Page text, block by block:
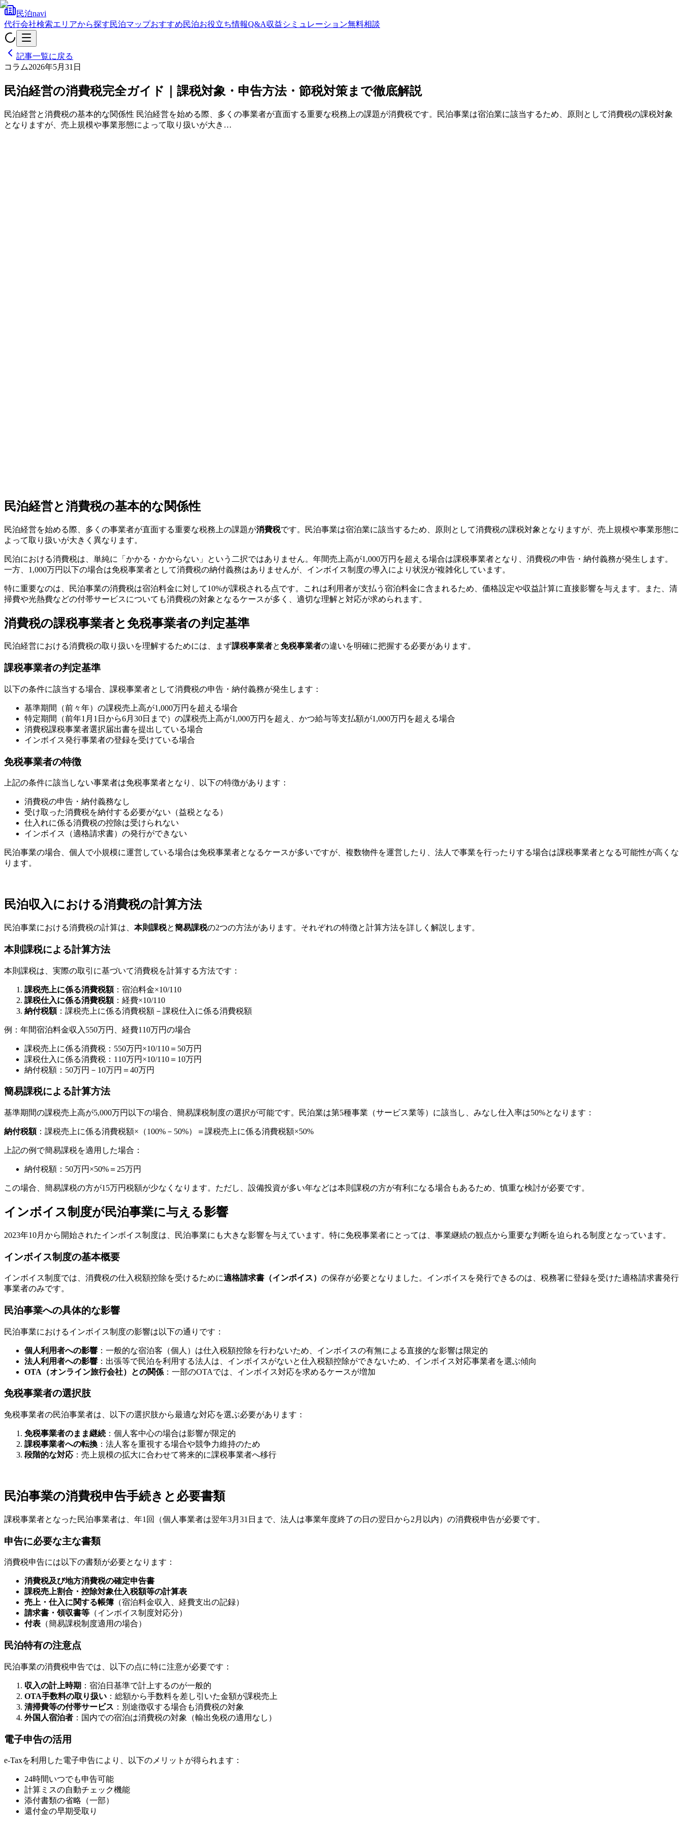
民泊navi
代行会社検索エリアから探す民泊マップおすすめ民泊お役立ち情報Q&A収益シミュレーション無料相談
記事一覧に戻る
コラム2026年5月31日
民泊経営の消費税完全ガイド｜課税対象・申告方法・節税対策まで徹底解説
民泊経営と消費税の基本的な関係性 民泊経営を始める際、多くの事業者が直面する重要な税務上の課題が消費税です。民泊事業は宿泊業に該当するため、原則として消費税の課税対象
となりますが、売上規模や事業形態によって取り扱いが大き…
民泊経営と消費税の基本的な関係性
民泊経営を始める際、多くの事業者が直面する重要な税務上の課題が消費税です。民泊事業は宿泊業に該当するため、原則として消費税の課税対象となりますが、売上規模や事業形態に
よって取り扱いが大きく異なります。
民泊における消費税は、単純に「かかる・かからない」という二択ではありません。年間売上高が1,000万円を超える場合は課税事業者となり、消費税の申告・納付義務が発生します。
一方、1,000万円以下の場合は免税事業者として消費税の納付義務はありませんが、インボイス制度の導入により状況が複雑化しています。
特に重要なのは、民泊事業の消費税は宿泊料金に対して10%が課税される点です。これは利用者が支払う宿泊料金に含まれるため、価格設定や収益計算に直接影響を与えます。また、清
掃費や光熱費などの付帯サービスについても消費税の対象となるケースが多く、適切な理解と対応が求められます。
消費税の課税事業者と免税事業者の判定基準
民泊経営における消費税の取り扱いを理解するためには、まず課税事業者と免税事業者の違いを明確に把握する必要があります。
課税事業者の判定基準
以下の条件に該当する場合、課税事業者として消費税の申告・納付義務が発生します：
基準期間（前々年）の課税売上高が1,000万円を超える場合
特定期間（前年1月1日から6月30日まで）の課税売上高が1,000万円を超え、かつ給与等支払額が1,000万円を超える場合
消費税課税事業者選択届出書を提出している場合
インボイス発行事業者の登録を受けている場合
免税事業者の特徴
上記の条件に該当しない事業者は免税事業者となり、以下の特徴があります：
消費税の申告・納付義務なし
受け取った消費税を納付する必要がない（益税となる）
仕入れに係る消費税の控除は受けられない
インボイス（適格請求書）の発行ができない
民泊事業の場合、個人で小規模に運営している場合は免税事業者となるケースが多いですが、複数物件を運営したり、法人で事業を行ったりする場合は課税事業者となる可能性が高くな
ります。
民泊収入における消費税の計算方法
民泊事業における消費税の計算は、 本則課税と簡易課税の2つの方法があります。それぞれの特徴と計算方法を詳しく解説します。
本則課税による計算方法
本則課税は、実際の取引に基づいて消費税を計算する方法です：
課税売上に係る消費税額：宿泊料金×10/110
課税仕入に係る消費税額：経費×10/110
納付税額：課税売上に係る消費税額－課税仕入に係る消費税額
例：年間宿泊料金収入550万円、経費110万円の場合
課税売上に係る消費税：550万円×10/110＝50万円
課税仕入に係る消費税：110万円×10/110＝10万円
納付税額：50万円－10万円＝40万円
簡易課税による計算方法
基準期間の課税売上高が5,000万円以下の場合、簡易課税制度の選択が可能です。民泊業は第5種事業（サービス業等）に該当し、みなし仕入率は50%となります：
納付税額：課税売上に係る消費税額×（100%－50%）＝課税売上に係る消費税額×50%
上記の例で簡易課税を適用した場合：
納付税額：50万円×50%＝25万円
この場合、簡易課税の方が15万円税額が少なくなります。ただし、設備投資が多い年などは本則課税の方が有利になる場合もあるため、慎重な検討が必要です。
インボイス制度が民泊事業に与える影響
2023年10月から開始されたインボイス制度は、民泊事業にも大きな影響を与えています。特に免税事業者にとっては、事業継続の観点から重要な判断を迫られる制度となっています。
インボイス制度の基本概要
インボイス制度では、消費税の仕入税額控除を受けるために適格請求書（インボイス） の保存が必要となりました。インボイスを発行できるのは、税務署に登録を受けた適格請求書発行
事業者のみです。
民泊事業への具体的な影響
民泊事業におけるインボイス制度の影響は以下の通りです：
個人利用者への影響 ：一般的な宿泊客（個人）は仕入税額控除を行わないため、インボイスの有無による直接的な影響は限定的
法人利用者への影響 ：出張等で民泊を利用する法人は、インボイスがないと仕入税額控除ができないため、インボイス対応事業者を選ぶ傾向
OTA（オンライン旅行会社）との関係 ：一部のOTAでは、インボイス対応を求めるケースが増加
免税事業者の選択肢
免税事業者の民泊事業者は、以下の選択肢から最適な対応を選ぶ必要があります：
免税事業者のまま継続 ：個人客中心の場合は影響が限定的
課税事業者への転換 ：法人客を重視する場合や競争力維持のため
段階的な対応 ：売上規模の拡大に合わせて将来的に課税事業者へ移行
民泊事業の消費税申告手続きと必要書類
課税事業者となった民泊事業者は、年1回（個人事業者は翌年3月31日まで、法人は事業年度終了の日の翌日から2月以内）の消費税申告が必要です。
申告に必要な主な書類
消費税申告には以下の書類が必要となります：
消費税及び地方消費税の確定申告書
課税売上割合・控除対象仕入税額等の計算表
売上・仕入に関する帳簿 （宿泊料金収入、経費支出の記録）
請求書・領収書等 （インボイス制度対応分）
付表 （簡易課税制度適用の場合）
民泊特有の注意点
民泊事業の消費税申告では、以下の点に特に注意が必要です：
収入の計上時期 ：宿泊日基準で計上するのが一般的
OTA手数料の取り扱い ：総額から手数料を差し引いた金額が課税売上
清掃費等の付帯サービス ：別途徴収する場合も消費税の対象
外国人宿泊者 ：国内での宿泊は消費税の対象（輸出免税の適用なし）
電子申告の活用
e-Taxを利用した電子申告により、以下のメリットが得られます：
24時間いつでも申告可能
計算ミスの自動チェック機能
添付書類の省略（一部）
還付金の早期受取り